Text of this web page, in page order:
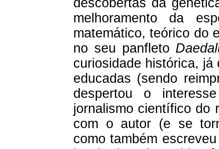
melhoramento da
matemático, teórico do
no seu panfleto
curiosidade histórica,
educadas (sendo
despertou o
jornalismo científico do
com o autor (e se
como também